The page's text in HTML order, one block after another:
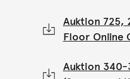
Auktion 725,
Floor Online
Auktion 340-